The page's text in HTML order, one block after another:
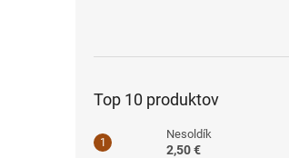
Top 10 produktov
Nesoldík
2,50 €